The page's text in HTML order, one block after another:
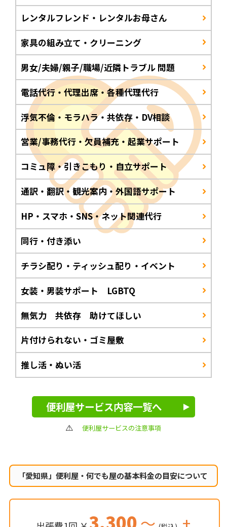
レンタルフレンド・レンタルお母さん
家具の組み立て・クリーニング
男女/夫婦/親子/職場/近隣トラブル 問題
電話代行・代理出席・各種代理代行
浮気不倫・モラハラ・共依存・DV相談
営業/事務代行・欠員補充・起業サポート
コミュ障・引きこもり・自立サポート
通訳・翻訳・観光案内・外国語サポート
HP・スマホ・SNS・ネット関連代行
同行・付き添い
チラシ配り・ティッシュ配り・イベント
女装・男装サポート LGBTQ
無気力 共依存 助けてほしい
片付けられない・ゴミ屋敷
推し活・ぬい活
便利屋サービス内容一覧へ
便利屋サービスの注意事項
「愛知県」便利屋・何でも屋の基本料金の目安について